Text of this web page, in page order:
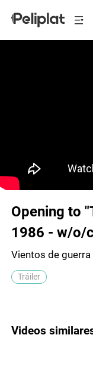
Opening to
1986 - w/o/
Vientos de guerra
Tráiler
Videos